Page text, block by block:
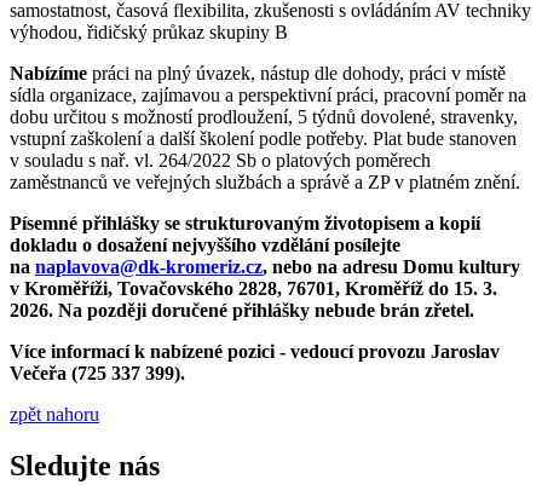
samostatnost, časová flexibilita, zkušenosti s ovládáním AV techniky
výhodou, řidičský průkaz skupiny B
Nabízíme práci na plný úvazek, nástup dle dohody, práci v místě
sídla organizace, zajímavou a perspektivní práci, pracovní poměr na
dobu určitou s možností prodloužení, 5 týdnů dovolené, stravenky,
vstupní zaškolení a další školení podle potřeby. Plat bude stanoven
v souladu s nař. vl. 264/2022 Sb o platových poměrech
zaměstnanců ve veřejných službách a správě a ZP v platném znění.
Písemné přihlášky se strukturovaným životopisem a kopií
dokladu o dosažení nejvyššího vzdělání posílejte
na naplavova@dk-kromeriz.cz, nebo na adresu Domu kultury
v Kroměříži, Tovačovského 2828, 76701, Kroměříž do 15. 3.
2026. Na později doručené přihlášky nebude brán zřetel.
Více informací k nabízené pozici - vedoucí provozu Jaroslav
Večeřa (725 337 399).
zpět nahoru
Sledujte nás